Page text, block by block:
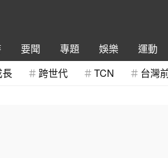
要聞 專題 娛樂 運動
跨世代 TCN 台灣